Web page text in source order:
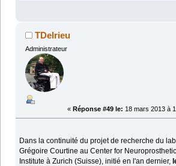
TDelrieu
Administrateur
« Réponse #49 le: 18 mars 2013 à
Dans la continuité du projet de recherche du
Grégoire Courtine au Center for
Institute à Zurich (Suisse), initié en l'an dernier,